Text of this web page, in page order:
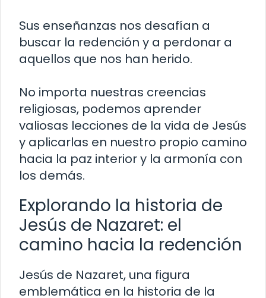
Sus enseñanzas nos desafían a
buscar la redención y a perdonar a
aquellos que nos han herido.
No importa nuestras creencias
religiosas, podemos aprender
valiosas lecciones de la vida de Jesús
y aplicarlas en nuestro propio camino
hacia la paz interior y la armonía con
los demás.
Explorando la historia de
Jesús de Nazaret: el
camino hacia la redención
Jesús de Nazaret, una figura
emblemática en la historia de la